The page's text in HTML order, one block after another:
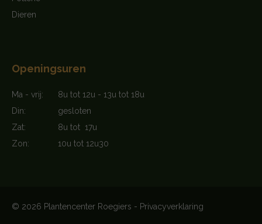
Dieren
Openingsuren
Ma - vrij:
8u tot 12u - 13u tot 18u
Din:
gesloten
Zat:
8u tot 17u
Zon:
10u tot 12u30
© 2026 Plantencenter Roegiers - Privacyverklaring